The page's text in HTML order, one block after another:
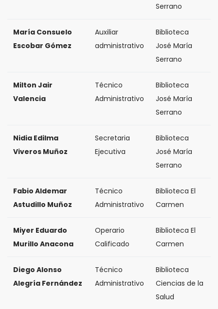
Serrano
María Consuelo
Escobar Gómez
Auxiliar
administrativo
Biblioteca
José María
Serrano
Milton Jair
Valencia
Técnico
Administrativo
Biblioteca
José María
Serrano
Nidia Edilma
Viveros Muñoz
Secretaria
Ejecutiva
Biblioteca
José María
Serrano
Fabio Aldemar
Astudillo Muñoz
Técnico
Administrativo
Biblioteca El
Carmen
Miyer Eduardo
Murillo Anacona
Operario
Calificado
Biblioteca El
Carmen
Diego Alonso
Alegría Fernández
Técnico
Administrativo
Biblioteca
Ciencias de la
Salud